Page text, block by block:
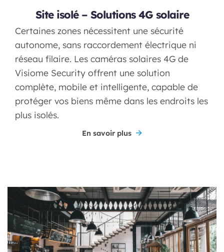
Site isolé – Solutions 4G solaire
Certaines zones nécessitent une sécurité
autonome, sans raccordement électrique ni
réseau filaire. Les caméras solaires 4G de
Visiome Security offrent une solution
complète, mobile et intelligente, capable de
protéger vos biens même dans les endroits les
plus isolés.
En savoir plus